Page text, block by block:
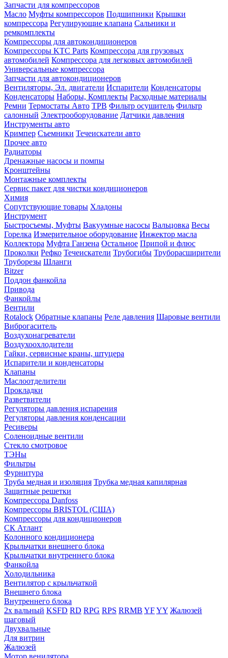
Запчасти для компрессоров
Масло Муфты компрессоров Подшипники Крышки
компрессора Регулирующие клапана Сальники и
ремкомплекты
Компрессоры для автокондиционеров
Компрессоры KTC Parts Компрессора для грузовых
автомобилей Компрессора для легковых автомобилей
Универсальные компрессора
Запчасти для автокондиционеров
Вентиляторы, Эл. двигатели Испарители Конденсаторы
Конденсаторы Наборы, Комплекты Расходные материалы
Ремни Термостаты Авто ТРВ Фильтр осушитель Фильтр
салонный Электрооборудование Датчики давления
Инструменты авто
Кримпер Съемники Течеискатели авто
Прочее авто
Радиаторы
Дренажные насосы и помпы
Кронштейны
Монтажные комплекты
Сервис пакет для чистки кондиционеров
Химия
Сопутствующие товары Хладоны
Инструмент
Быстросъемы, Муфты Вакуумные насосы Вальцовка Весы
Горелка Измерительное оборудование Инжектор масла
Коллектора Муфта Ганзена Остальное Припой и флюс
Проколки Рефко Течеискатели Трубогибы Труборасширители
Труборезы Шланги
Bitzer
Поддон фанкойла
Привода
Фанкойлы
Вентили
Rotalock Обратные клапаны Реле давления Шаровые вентили
Виброгаситель
Воздухонагреватели
Воздухоохлодители
Гайки, сервисные краны, штуцера
Испарители и конденсаторы
Клапаны
Маслоотделители
Прокладки
Разветвители
Регуляторы давления испарения
Регуляторы давления конденсации
Ресиверы
Соленоидные вентили
Стекло смотровое
ТЭНы
Фильтры
Фурнитура
Труба медная и изоляция Трубка медная капилярная
Защитные решетки
Компрессора Danfoss
Компрессоры BRISTOL (США)
Компрессоры для кондиционеров
СК Атлант
Колонного кондиционера
Крыльчатки внешнего блока
Крыльчатки внутреннего блока
Фанкойла
Холодильника
Вентилятор с крыльчаткой
Внешнего блока
Внутреннего блока
2х вальный KSFD RD RPG RPS RRMB YFYY Жалюзей
шаговый
Двухвальные
Для витрин
Жалюзей
Мотор венилятора